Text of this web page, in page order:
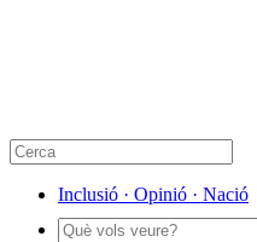
Inclusió · Opinió · Nació